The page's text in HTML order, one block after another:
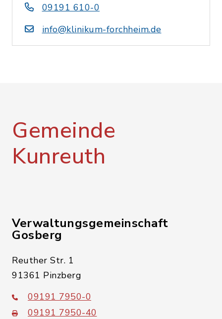
09191 610-0
info@klinikum-forchheim.de
Gemeinde
Kunreuth
Verwaltungsgemeinschaft
Gosberg
Reuther Str. 1
91361 Pinzberg
09191 7950-0
09191 7950-40